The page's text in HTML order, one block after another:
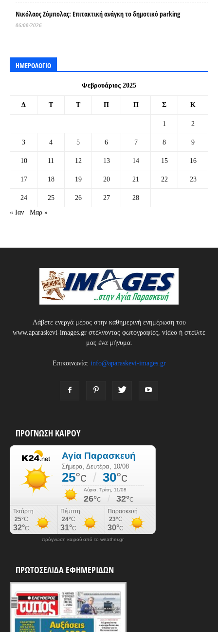
Νικόλαος Ζόμπολας: Επιτακτική ανάγκη το δημοτικό parking
06/08/2026
ΗΜΕΡΟΛΟΓΙΟ
Φεβρουάριος 2025
Δ Τ Τ Π Π Σ Κ
1 2
3 4 5 6 7 8 9
10 11 12 13 14 15 16
17 18 19 20 21 22 23
24 25 26 27
28
« Ιαν
Μαρ »
Λάβετε ενεργά μέρος στην καθημερινή ενημέρωση του
www.aparaskevi-images.gr στέλνοντας φωτογραφίες, video ή στείλτε
μας ένα μήνυμα.
Επικοινωνία: info@aparaskevi-images.gr
ΠΡΟΓΝΩΣΗ ΚΑΙΡΟΥ
πρόγνωση καιρού από το weather.gr
ΠΡΩΤΟΣΕΛΙΔΑ ΕΦΗΜΕΡΙΔΩΝ